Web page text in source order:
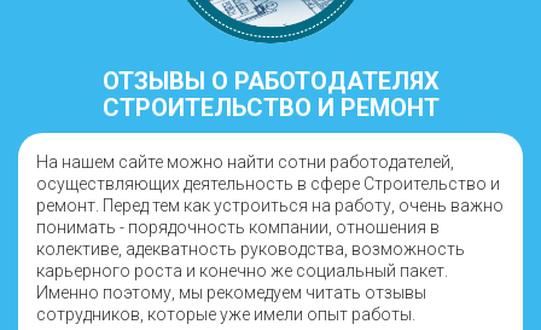
ОТЗЫВЫ О РАБОТОДАТЕЛЯХ
СТРОИТЕЛЬСТВО И РЕМОНТ
На нашем сайте можно найти сотни работодателей,
осуществляющих деятельность в сфере Строительство и
ремонт. Перед тем как устроиться на работу, очень важно
понимать - порядочность компании, отношения в
колективе, адекватность руководства, возможность
карьерного роста и конечно же социальный пакет.
Именно поэтому, мы рекомедуем читать отзывы
сотрудников, которые уже имели опыт работы.